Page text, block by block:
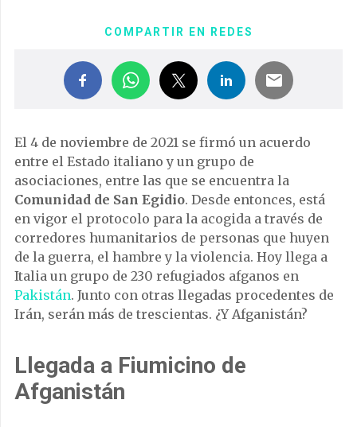
COMPARTIR EN REDES
El 4 de noviembre de 2021 se firmó un acuerdo
entre el Estado italiano y un grupo de
asociaciones, entre las que se encuentra la
Comunidad de San Egidio. Desde entonces, está
en vigor el protocolo para la acogida a través de
corredores humanitarios de personas que huyen
de la guerra, el hambre y la violencia. Hoy llega a
Italia un grupo de 230 refugiados afganos en
Pakistán. Junto con otras llegadas procedentes de
Irán, serán más de trescientas. ¿Y Afganistán?
Llegada a Fiumicino de
Afganistán